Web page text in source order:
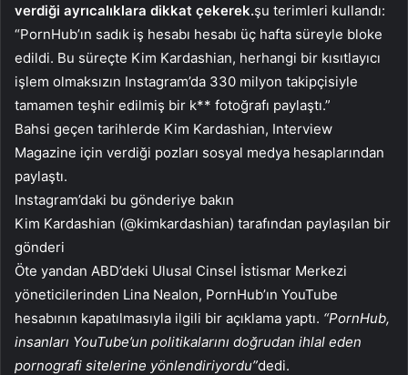
verdiği ayrıcalıklara dikkat çekerek.şu terimleri kullandı:
“PornHub’ın sadık iş hesabı hesabı üç hafta süreyle bloke
edildi. Bu süreçte Kim Kardashian, herhangi bir kısıtlayıcı
işlem olmaksızın Instagram’da 330 milyon takipçisiyle
tamamen teşhir edilmiş bir k** fotoğrafı paylaştı.”
Bahsi geçen tarihlerde Kim Kardashian, Interview
Magazine için verdiği pozları sosyal medya hesaplarından
paylaştı.
Instagram’daki bu gönderiye bakın
Kim Kardashian (@kimkardashian) tarafından paylaşılan bir
gönderi
Öte yandan ABD’deki Ulusal Cinsel İstismar Merkezi
yöneticilerinden Lina Nealon, PornHub’ın YouTube
hesabının kapatılmasıyla ilgili bir açıklama yaptı. “PornHub,
insanları YouTube’un politikalarını doğrudan ihlal eden
pornografi sitelerine yönlendiriyordu”dedi.